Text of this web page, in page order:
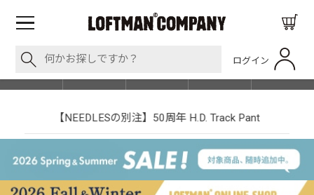
ログイン
SHOP LIST
【NEEDLESの別注】50周年 H.D. Track Pant